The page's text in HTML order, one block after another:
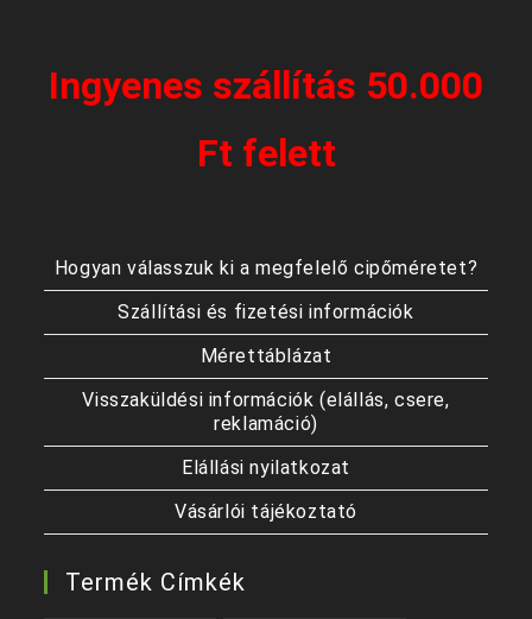
Ingyenes szállítás 50.000
Ft felett
Hogyan válasszuk ki a megfelelő cipőméretet?
Szállítási és fizetési információk
Mérettáblázat
Visszaküldési információk (elállás, csere,
reklamáció)
Elállási nyilatkozat
Vásárlói tájékoztató
Termék Címkék